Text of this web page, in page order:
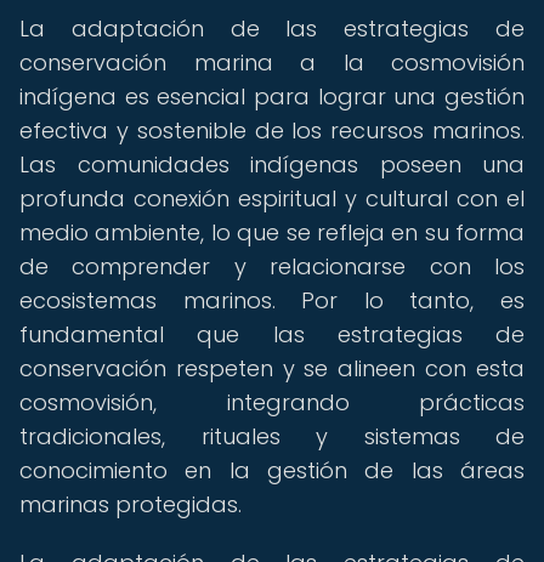
La adaptación de las estrategias de
conservación marina a la cosmovisión
indígena es esencial para lograr una gestión
efectiva y sostenible de los recursos marinos.
Las comunidades indígenas poseen una
profunda conexión espiritual y cultural con el
medio ambiente, lo que se refleja en su forma
de comprender y relacionarse con los
ecosistemas marinos. Por lo tanto, es
fundamental que las estrategias de
conservación respeten y se alineen con esta
cosmovisión, integrando prácticas
tradicionales, rituales y sistemas de
conocimiento en la gestión de las áreas
marinas protegidas.